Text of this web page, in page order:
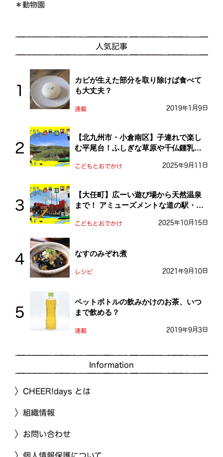
＊動物園
人気記事
カビが生えた部分を取り除けば食べて
も大丈夫？
連載 2019年1月9日
【北九州市・小倉南区】子連れで楽し
む平尾台！ふしぎな草原や千仏鍾乳洞
こどもとおでかけ 2025年9月11日
【大任町】広ーい遊び場から天然温泉
まで！ アミューズメントな道の駅・お
こどもとおでかけ 2025年10月15日
なすのみぞれ煮
レシピ 2021年9月10日
ペットボトルの飲みかけのお茶、いつ
まで飲める？
連載 2019年9月3日
Information
CHEER!days とは
組織情報
お問い合わせ